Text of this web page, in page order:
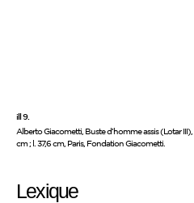
ill 9.
Alberto Giacometti, Buste d’homme assis (Lotar III),
cm ; l. 37,6 cm, Paris, Fondation Giacometti.
Lexique